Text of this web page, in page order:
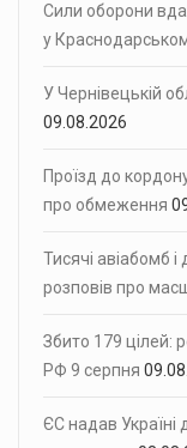
Сили оборони
у
У Чернівецькій
09.08.2026
Проїзд до
про обмеження
Тисячі авіабомб
розповів про
Збито 179 цілей:
РФ 9 серпня
ЄС надав Україні